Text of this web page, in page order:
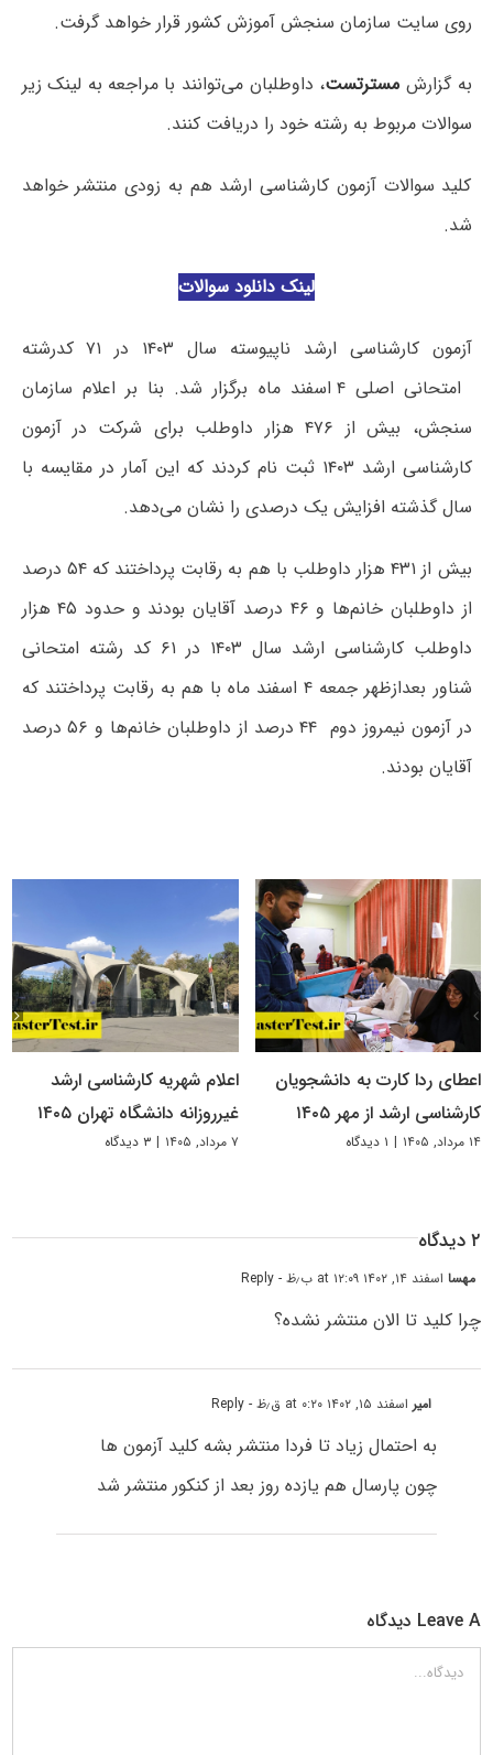
روی سایت سازمان سنجش آموزش کشور قرار خواهد گرفت.
به گزارش مسترتست، داوطلبان می‌توانند با مراجعه به لینک زیر
سوالات مربوط به رشته خود را دریافت کنند.
کلید سوالات آزمون کارشناسی ارشد هم به زودی منتشر خواهد
شد.
لینک دانلود سوالات
آزمون کارشناسی ارشد ناپیوسته سال ۱۴۰۳ در ۷۱ کدرشته
امتحانی اصلی ۴ اسفند ماه برگزار شد. بنا بر اعلام سازمان
سنجش، بیش از ۴۷۶ هزار داوطلب برای شرکت در آزمون
کارشناسی ارشد ۱۴۰۳ ثبت نام کردند که این آمار در مقایسه با
سال گذشته افزایش یک درصدی را نشان می‌دهد.
بیش از ۴۳۱ هزار داوطلب با هم به رقابت پرداختند که ۵۴ درصد
از داوطلبان خانم‌ها و ۴۶ درصد آقایان بودند و حدود ۴۵ هزار
داوطلب کارشناسی ارشد سال ۱۴۰۳ در ۶۱ کد رشته امتحانی
شناور بعدازظهر جمعه ۴ اسفند ماه با هم به رقابت پرداختند که
در آزمون نیمروز دوم ۴۴ درصد از داوطلبان خانم‌ها و ۵۶ درصد
آقایان بودند.
اعطای ردا کارت به دانشجویان
کارشناسی ارشد از مهر ۱۴۰۵
۱۴ مرداد, ۱۴۰۵ | ۱ دیدگاه
اعلام شهریه کارشناسی ارشد
غیرروزانه دانشگاه تهران ۱۴۰۵
۷ مرداد, ۱۴۰۵ | ۳ دیدگاه
۲ دیدگاه
مهسااسفند ۱۴, ۱۴۰۲ at ۱۲:۰۹ ب٫ظ - Reply
چرا کلید تا الان منتشر نشده؟
امیر اسفند ۱۵, ۱۴۰۲ at ۰:۲۰ ق٫ظ - Reply
به احتمال زیاد تا فردا منتشر بشه کلید آزمون ها
چون پارسال هم یازده روز بعد از کنکور منتشر شد
Leave A دیدگاه
دیدگاه